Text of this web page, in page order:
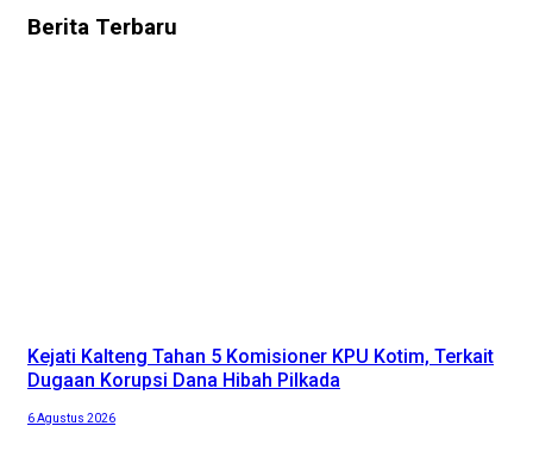
Berita Terbaru
Kejati Kalteng Tahan 5 Komisioner KPU Kotim, Terkait
Dugaan Korupsi Dana Hibah Pilkada
6 Agustus 2026